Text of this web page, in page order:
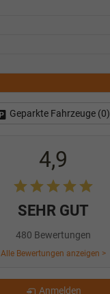
Geparkte Fahrzeuge (0)
4,9
SEHR GUT
480 Bewertungen
Alle Bewertungen anzeigen >
Anmelden